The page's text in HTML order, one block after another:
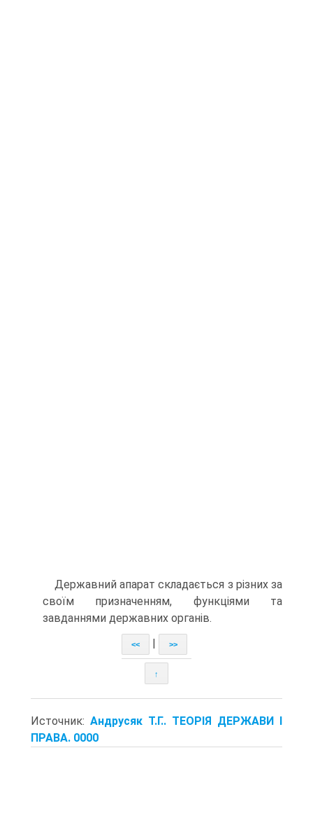
Державний апарат складається з різних за
своїм призначенням, функціями та
завданнями державних органів.
<< >>
↑
Источник: Андрусяк Т.Г.. ТЕОРІЯ ДЕРЖАВИ І
ПРАВА. 0000